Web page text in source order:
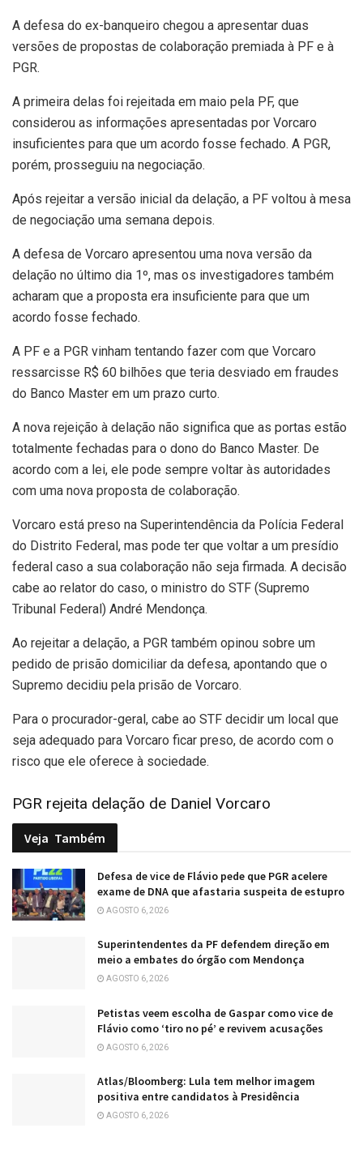
A defesa do ex-banqueiro chegou a apresentar duas
versões de propostas de colaboração premiada à PF e à
PGR.
A primeira delas foi rejeitada em maio pela PF, que
considerou as informações apresentadas por Vorcaro
insuficientes para que um acordo fosse fechado. A PGR,
porém, prosseguiu na negociação.
Após rejeitar a versão inicial da delação, a PF voltou à mesa
de negociação uma semana depois.
A defesa de Vorcaro apresentou uma nova versão da
delação no último dia 1º, mas os investigadores também
acharam que a proposta era insuficiente para que um
acordo fosse fechado.
A PF e a PGR vinham tentando fazer com que Vorcaro
ressarcisse R$ 60 bilhões que teria desviado em fraudes
do Banco Master em um prazo curto.
A nova rejeição à delação não significa que as portas estão
totalmente fechadas para o dono do Banco Master. De
acordo com a lei, ele pode sempre voltar às autoridades
com uma nova proposta de colaboração.
Vorcaro está preso na Superintendência da Polícia Federal
do Distrito Federal, mas pode ter que voltar a um presídio
federal caso a sua colaboração não seja firmada. A decisão
cabe ao relator do caso, o ministro do STF (Supremo
Tribunal Federal) André Mendonça.
Ao rejeitar a delação, a PGR também opinou sobre um
pedido de prisão domiciliar da defesa, apontando que o
Supremo decidiu pela prisão de Vorcaro.
Para o procurador-geral, cabe ao STF decidir um local que
seja adequado para Vorcaro ficar preso, de acordo com o
risco que ele oferece à sociedade.
PGR rejeita delação de Daniel Vorcaro
Veja Também
Defesa de vice de Flávio pede que PGR acelere
exame de DNA que afastaria suspeita de estupro
AGOSTO 6, 2026
Superintendentes da PF defendem direção em
meio a embates do órgão com Mendonça
AGOSTO 6, 2026
Petistas veem escolha de Gaspar como vice de
Flávio como ‘tiro no pé’ e revivem acusações
AGOSTO 6, 2026
Atlas/Bloomberg: Lula tem melhor imagem
positiva entre candidatos à Presidência
AGOSTO 6, 2026